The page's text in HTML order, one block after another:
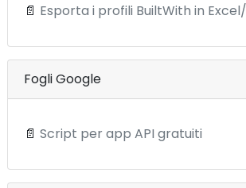
📄 Esporta i profili BuiltWith in
Fogli Google
📄 Script per app API gratuiti